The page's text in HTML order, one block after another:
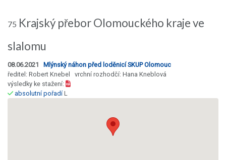
75 Krajský přebor Olomouckého kraje ve
slalomu
08.06.2021
Mlýnský náhon před loděnicí SKUP Olomouc
ředitel: Robert Knebel vrchní rozhodčí: Hana Kneblová
výsledky ke stažení:
absolutní pořadíL